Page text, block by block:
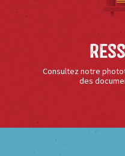
Consultez notre
des